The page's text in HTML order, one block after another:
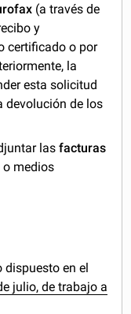
(a través de
y
certificado o por
la
esta solicitud
devolución de los
lasfacturas
o medios
en el
julio, de trabajo a